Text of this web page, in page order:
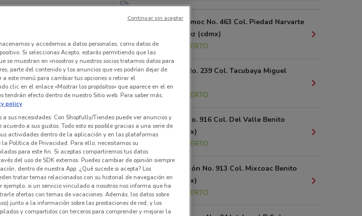
Av. Cuauhtemoc No. 463 Col. Piedad Narvarte
Benito Juárez (cdmx)
2.2 km
ABIERTO
Av. Jalisco No. 239 Col. Tacubaya Miguel
Hidalgo
2.2 km
ABIERTO
Parroquia No. 916 Col. Del Valle Benito
Juárez (cdmx)
ABIERTO
Av. Revolución No. 913 Col. Mixcoac Benito
Juárez (cdmx)
2.6 km
ABIERTO
y accedemos a datos personales, como datos de
Si seleccionas Acepto, estarás permitiendo que las
se muestran en «nosotros y nuestros socios tratamos datos para
parte del contenido y los anuncios que ves podrían dejar de
este menú para cambiar tus opciones o retirar el
clic en el enlace «Mostrar los propósitos» que aparece en el en
tendrán efecto dentro de nuestro Sitio web. Para saber más,
policy
sus necesidades: Con Shopfully/Tiendeo puede ver anuncios y
a sus gustos. Todo esto es posible gracias a una serie de
actividades dentro de la aplicación y en las plataformas
Política de Privacidad. Para ello, necesitamos su
para este fin. Si aceptas compartiremos tus datos
del uso de SDK externos. Puedes cambiar de opinión siempre
dentro de nuestra App. ¿Qué sucede si acepta? Los
tratar temas relacionados con su historial de navegación en
si un servicio vinculado a nosotros nos informa que ha
ofertas con temas de vacaciones. Además, los datos sobre
junto a la información sobre las prestaciones de red, y los
y compartidos con terceros para comprender y mejorar la
Continuar sin aceptar